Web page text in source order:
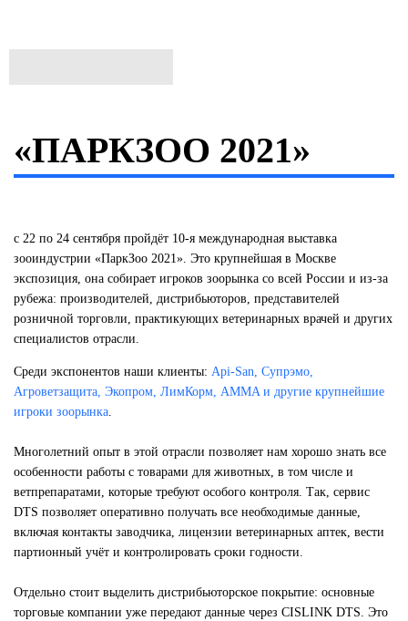
«ПАРКЗОО 2021»
c 22 по 24 сентября пройдёт 10-я международная выставка
зооиндустрии «ПаркЗоо 2021». Это крупнейшая в Москве
экспозиция, она собирает игроков зоорынка со всей России и из-за
рубежа: производителей, дистрибьюторов, представителей
розничной торговли, практикующих ветеринарных врачей и других
специалистов отрасли.
Среди экспонентов наши клиенты: Api-San, Супрэмо,
Агроветзащита, Экопром, ЛимКорм, AMMA и другие крупнейшие
игроки зоорынка.
Многолетний опыт в этой отрасли позволяет нам хорошо знать все
особенности работы с товарами для животных, в том числе и
ветпрепаратами, которые требуют особого контроля. Так, сервис
DTS позволяет оперативно получать все необходимые данные,
включая контакты заводчика, лицензии ветеринарных аптек, вести
партионный учёт и контролировать сроки годности.
Отдельно стоит выделить дистрибьюторское покрытие: основные
торговые компании уже передают данные через CISLINK DTS. Это